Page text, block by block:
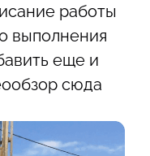
работы
выполнения
еще и
сюда